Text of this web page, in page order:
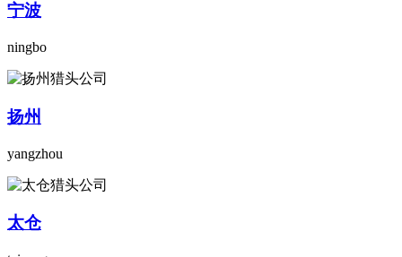
宁波
ningbo
扬州
yangzhou
太仓